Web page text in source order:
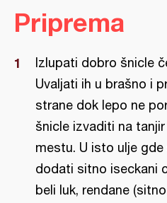
Priprema
Izlupati dobro šnicle
Uvaljati ih u brašno i
strane dok lepo ne
šnicle izvaditi na
mestu. U isto ulje
dodati sitno iseckani
beli luk, rendane